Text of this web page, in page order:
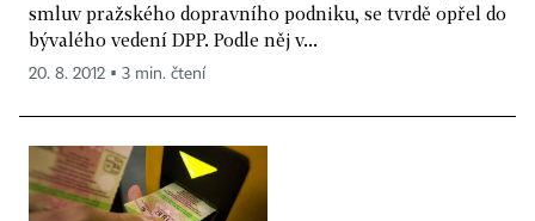
smluv pražského dopravního podniku, se tvrdě opřel do
bývalého vedení DPP. Podle něj v...
20. 8. 2012 ▪ 3 min. čtení